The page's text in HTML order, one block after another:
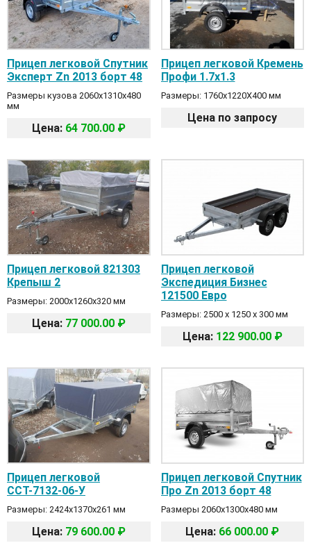
Прицеп легковой Спутник
Эксперт Zn 2013 борт 48
Размеры кузова 2060х1310х480
мм
Цена: 64 700.00 ₽
Прицеп легковой Кремень
Профи 1.7х1.3
Размеры: 1760x1220X400 мм
Цена по запросу
Прицеп легковой 821303
Крепыш 2
Размеры: 2000х1260х320 мм
Цена: 77 000.00 ₽
Прицеп легковой
Экспедиция Бизнес
121500 Евро
Размеры: 2500 х 1250 х 300 мм
Цена: 122 900.00 ₽
Прицеп легковой
ССТ-7132-06-У
Размеры: 2424х1370х261 мм
Цена: 79 600.00 ₽
Прицеп легковой Спутник
Про Zn 2013 борт 48
Размеры 2060х1300х480 мм
Цена: 66 000.00 ₽